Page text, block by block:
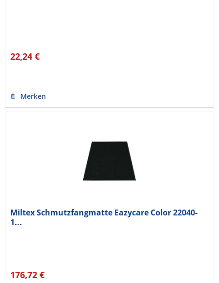
22,24 €
Merken
Miltex Schmutzfangmatte Eazycare Color 22040-
1...
176,72 €